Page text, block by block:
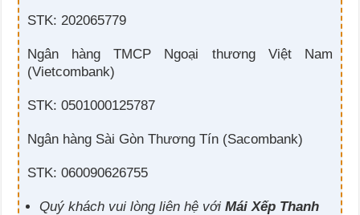
STK: 202065779
Ngân hàng TMCP Ngoại thương Việt Nam
(Vietcombank)
STK: 0501000125787
Ngân hàng Sài Gòn Thương Tín (Sacombank)
STK: 060090626755
Quý khách vui lòng liên hệ vớiMái Xếp Thanh